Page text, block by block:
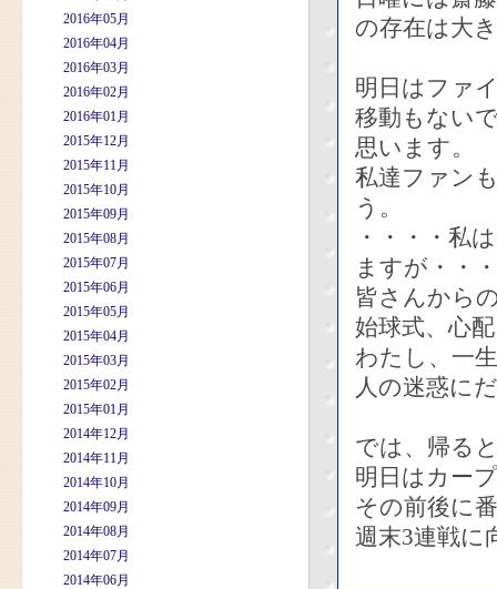
2016年05月
2016年04月
2016年03月
2016年02月
2016年01月
2015年12月
2015年11月
2015年10月
2015年09月
2015年08月
2015年07月
2015年06月
2015年05月
2015年04月
2015年03月
2015年02月
2015年01月
2014年12月
2014年11月
2014年10月
2014年09月
2014年08月
2014年07月
2014年06月
の存在は大
明日はファ
移動もない
思います。
私達ファン
う。
・・・・私
ますが・・
皆さんから
始球式、心
わたし、一
人の迷惑に
では、帰る
明日はカー
その前後に
週末3連戦に